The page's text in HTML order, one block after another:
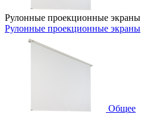
Рулонные проекционные экраны
Рулонные проекционные экраны
Общее